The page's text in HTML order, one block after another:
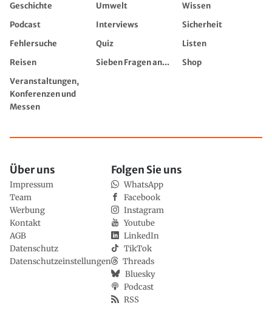
Geschichte Umwelt
Wissen
Podcast
Interviews
Sicherheit
Fehlersuche
Quiz
Listen
Reisen
Sieben Fragen an...
Shop
Veranstaltungen,
Konferenzen und
Messen
Über uns
Impressum
Team
Werbung
Kontakt
AGB
Datenschutz
Datenschutzeinstellungen
Folgen Sie uns
WhatsApp
Facebook
Instagram
Youtube
LinkedIn
TikTok
Threads
Bluesky
Podcast
RSS